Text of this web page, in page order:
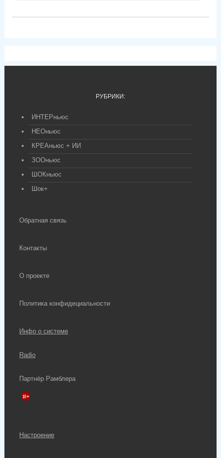
РУБРИКИ:
ИНТЕРньюс
НЕОньюс
КРЕАньюс + ИИ
ЗООньюс
ШОКньюс
Шок+
Обратная связь
Контакты
О проекте
Политика конфидециальности
Инфо о системе
Radio
Партнёр Рамблера
Настроение